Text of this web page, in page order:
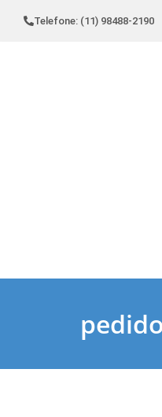
Telefone: (11) 98488-2190